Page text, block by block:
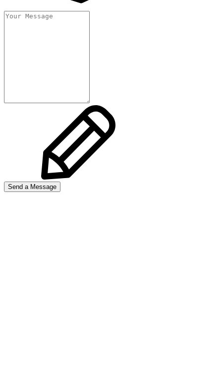
Send a Message